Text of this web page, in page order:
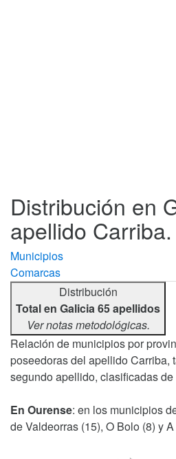
Distribución en
apellido Carriba.
Municipios
Comarcas
Distribución
Total en Galicia 65 apellidos
Ver notas metodológicas.
Relación de municipios por
poseedoras del apellido Carriba,
segundo apellido, clasificadas de
En Ourense: en los municipios
de Valdeorras (15), O Bolo (8) y